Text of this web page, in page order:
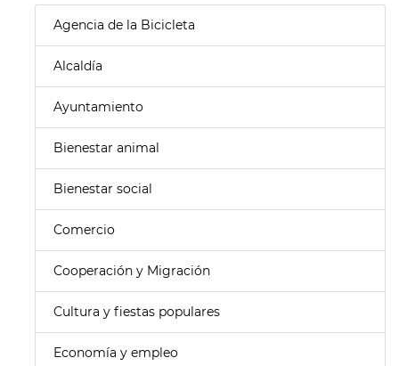
Agencia de la Bicicleta
Alcaldía
Ayuntamiento
Bienestar animal
Bienestar social
Comercio
Cooperación y Migración
Cultura y fiestas populares
Economía y empleo